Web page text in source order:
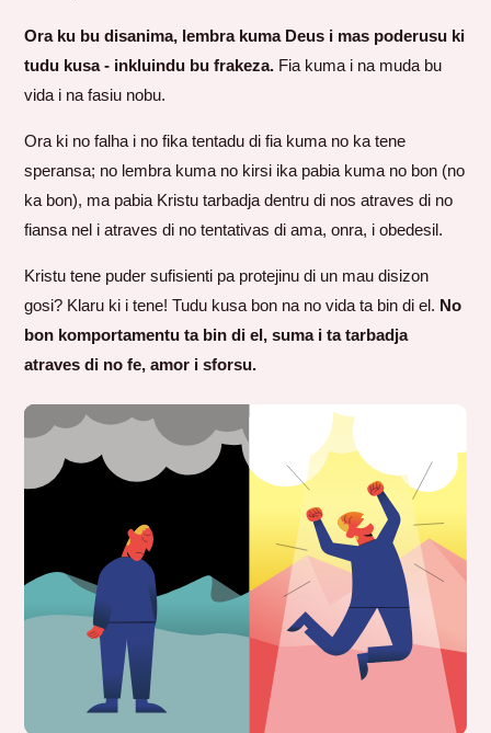
Ora ku bu disanima, lembra kuma Deus i mas poderusu ki
tudu kusa - inkluindu bu frakeza. Fia kuma i na muda bu
vida i na fasiu nobu.
Ora ki no falha i no fika tentadu di fia kuma no ka tene
speransa; no lembra kuma no kirsi ika pabia kuma no bon (no
ka bon), ma pabia Kristu tarbadja dentru di nos atraves di no
fiansa nel i atraves di no tentativas di ama, onra, i obedesil.
Kristu tene puder sufisienti pa protejinu di un mau disizon
gosi? Klaru ki i tene! Tudu kusa bon na no vida ta bin di el. No
bon komportamentu ta bin di el, suma i ta tarbadja
atraves di no fe, amor i sforsu.